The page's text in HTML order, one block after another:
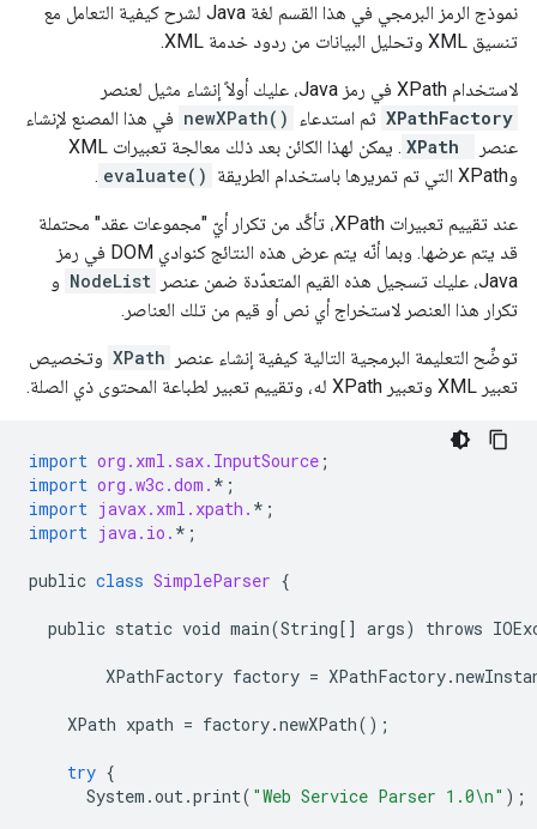
نموذج الرمز البرمجي في هذا القسم لغة Java لشرح كيفية التعامل مع
تنسيق XML وتحليل البيانات من ردود خدمة XML.
لاستخدام XPath في رمز Java، عليك أولاً إنشاء مثيل لعنصر
XPathFactory ثم استدعاء newXPath() في هذا المصنع لإنشاء
عنصر
XPath
. يمكن لهذا الكائن بعد ذلك معالجة تعبيرات XML
وXPath التي تم تمريرها باستخدام الطريقة
evaluate()
.
عند تقييم تعبيرات XPath، تأكَّد من تكرار أيّ "مجموعات عقد" محتملة
قد يتم عرضها. وبما أنّه يتم عرض هذه النتائج كنوادي DOM في رمز
Java، عليك تسجيل هذه القيم المتعدّدة ضمن عنصر
NodeList و
تكرار هذا العنصر لاستخراج أي نص أو قيم من تلك العناصر.
توضِّح التعليمة البرمجية التالية كيفية إنشاء عنصر XPath وتخصيص
تعبير XML وتعبير XPath له، وتقييم تعبير لطباعة المحتوى ذي الصلة.
import org.xml.sax.InputSource ;
import org.w3c.dom. * ;
import javax.xml.xpath. * ;
import java.io. * ;
public class SimpleParser {
public static void main(String[] args) throws
XPathFactory factory = XPathFactory.
XPath xpath = factory.newXPath();
try {
System .out.print( "Web Service Parser 1.0\n" );